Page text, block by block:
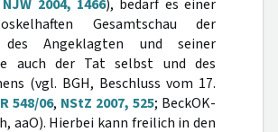
NJW 2004, 1466), bedarf es einer
Gesamtschau der
des Angeklagten und seiner
auch der Tat selbst und des
(vgl. BGH, Beschluss vom 17.
548/06, NStZ 2007, 525; BeckOK-
aaO). Hierbei kann freilich in den